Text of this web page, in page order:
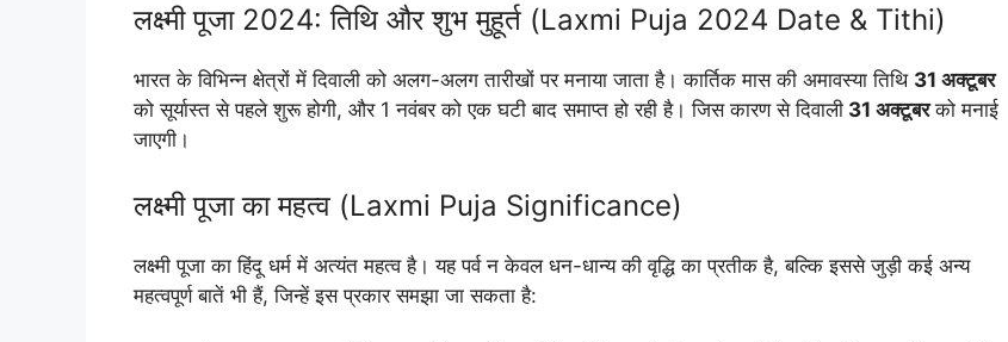
लक्ष्मी पूजा 2024: तिथि और शुभ मुहूर्त (Laxmi Puja 2024 Date & Tithi)
भारत के विभिन्न क्षेत्रों में दिवाली को अलग-अलग तारीखों पर मनाया जाता है। कार्तिक मास की अमावस्या तिथि 31 अक्टूबर
को सूर्यास्त से पहले शुरू होगी, और 1 नवंबर को एक घटी बाद समाप्त हो रही है। जिस कारण से दिवाली 31 अक्टूबरको मनाई
जाएगी।
लक्ष्मी पूजा का महत्व (Laxmi Puja Significance)
लक्ष्मी पूजा का हिंदू धर्म में अत्यंत महत्व है। यह पर्व न केवल धन-धान्य की वृद्धि का प्रतीक है, बल्कि इससे जुड़ी कई अन्य
महत्वपूर्ण बातें भी हैं, जिन्हें इस प्रकार समझा जा सकता है: